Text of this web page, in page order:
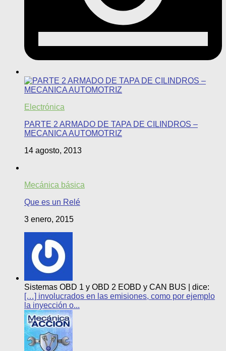
Electrónica
PARTE 2 ARMADO DE TAPA DE CILINDROS –
MECANICA AUTOMOTRIZ
14 agosto, 2013
Mecánica básica
Que es un Relé
3 enero, 2015
Sistemas OBD 1 y OBD 2 EOBD y CAN BUS | dice:
[…] involucrados en las emisiones, como por ejemplo
la inyección o...